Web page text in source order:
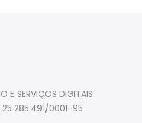
E SERVIÇOS DIGITAIS
25.285.491/0001-95